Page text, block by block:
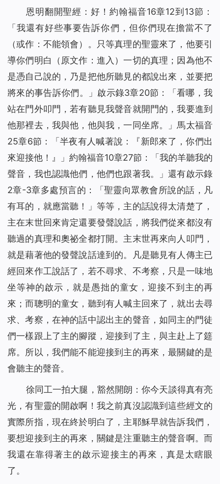
恩明翻開聖經：好！約翰福音16章12到13節：
「我還有好些事要告訴你們，但你們現在擔當不了
（或作：不能領會）
。只等真理的聖靈來了，他要引
導你們明白
（原文作：進入）一切的真理；因為他不
是憑自己說的，乃是把他所聽見的都說出來，並要把
將來的事告訴你們。
」啟示錄3章20節：「看哪，我
站在門外叩門，若有聽見我聲音就開門的，我要進到
他那裡去，我與他，他與我，一同坐席。
」馬太福音
25章6節：「 半夜有人喊著說：『新郎來了，你們出
來迎接他！』
」約翰福音10章27節：「 我的羊聽我的
聲音，我也認識他們，他們也跟著我。
」還有啟示錄
2章-3章多處預言的：「 聖靈向眾教會所說的話，凡
有耳的，就應當聽！
」等等，主的話說得太清楚了，
主在末世回來肯定還要發聲說話，將我們從來都沒有
聽過的真理和奧祕全都打開。主末世再來向人叩門，
就是藉著他的發聲說話達到的。凡是聽見有人傳主已
經回來作工說話了，若不尋求、不考察，只是一味地
坐等神的啟示，就是愚拙的童女，迎接不到主的再
來；而聰明的童女，聽到有人喊主回來了，就出去尋
求、考察，在神的話中認出主的聲音，如同主的門徒
們一樣跟上了主的腳蹤，迎接到了主，與主赴上了筵
席。所以，我們能不能迎接到主的再來，最關鍵的是
會聽主的聲音。
徐同工一拍大腿，豁然開朗：你今天談得真有亮
光，有聖靈的開啟啊！我之前真沒認識到這些經文的
實際所指，現在終於明白了，主耶穌早就告訴我們，
要想迎接到主的再來，關鍵是注重聽主的聲音啊。而
我還在靠得著主的啟示迎接主的再來，真是太瞎眼
了。